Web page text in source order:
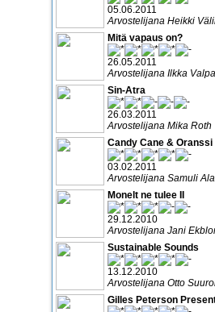
05.06.2011
Arvostelijana Heikki
Mitä vapaus on?
26.05.2011
Arvostelijana Ilkka
Sin-Atra
26.03.2011
Arvostelijana Mika Roth
Candy Cane & Oranssi
03.02.2011
Arvostelijana Samuli
Monelt ne tulee II
29.12.2010
Arvostelijana Jani
Sustainable Sounds
13.12.2010
Arvostelijana Otto
Gilles Peterson